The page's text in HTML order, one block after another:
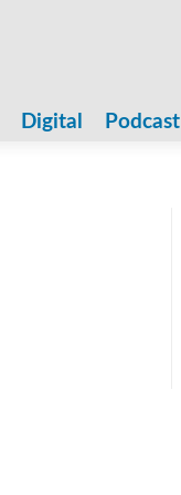
Digital Podcast